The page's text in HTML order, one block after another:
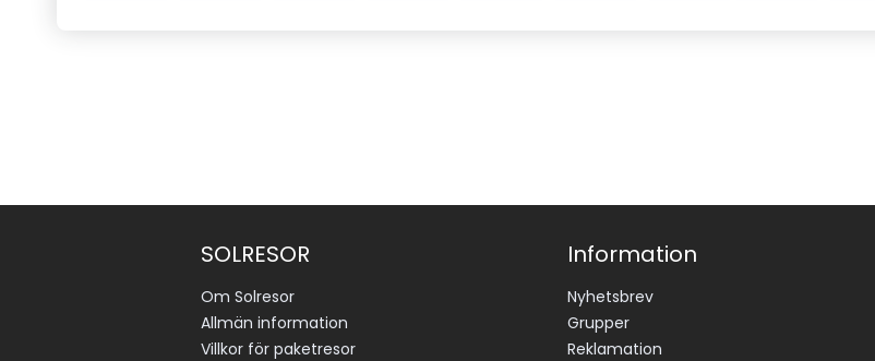
SOLRESOR
Om Solresor
Allmän information
Villkor för paketresor
Information
Nyhetsbrev
Grupper
Reklamation